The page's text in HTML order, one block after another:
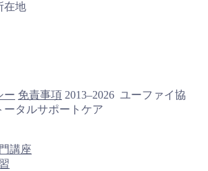
在地
ー 免責事項 2013–2026 ユーファイ協
タルサポートケア
講座